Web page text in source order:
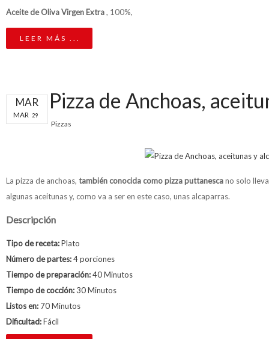
Aceite de Oliva Virgen Extra, 100%,
LEER MÁS ...
MAR
MAR 29
Pizza de Anchoas,
Pizzas
La pizza de anchoas, también conocida como pizza puttanescano solo
algunas aceitunas y, como va a ser en este caso, unas alcaparras.
Descripción
Tipo de receta:Plato
Número de partes:4 porciones
Tiempo de preparación:40 Minutos
Tiempo de cocción:30 Minutos
Listos en: 70 Minutos
Dificultad:Fácil